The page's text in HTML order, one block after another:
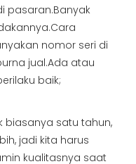
pasaran.Banyak
nomor seri di
jual.Ada atau
baik;
biasanya satu tahun,
jadi kita harus
kualitasnya saat